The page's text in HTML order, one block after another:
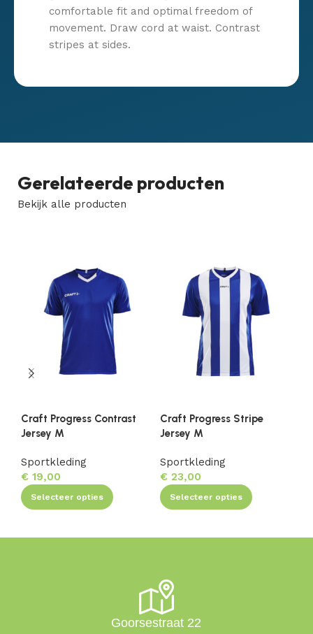
comfortable fit and optimal freedom of
movement. Draw cord at waist. Contrast
stripes at sides.
Gerelateerde producten
Bekijk alle producten
Craft Progress Contrast
Jersey M
Sportkleding
€ 19,00
Selecteer opties
Craft Progress Stripe
Jersey M
Sportkleding
€23,00
Selecteer opties
Goorsestraat 22